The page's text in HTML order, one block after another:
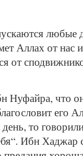
любые
Аллах от нас
от
Нуфайра, что
его
то
Ибн Хаджар